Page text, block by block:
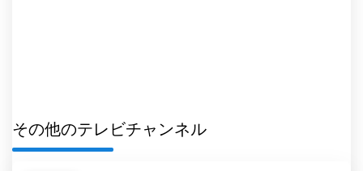
関心とニーズに応える多様な番組のキュレーション
に細心の注意を払っています。地元、国内、国際情
その他のテレビチャンネル